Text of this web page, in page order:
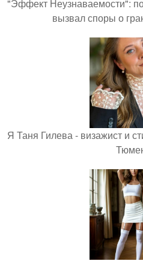
"Эффект Неузнаваемости":
вызвал споры о
Я Таня Гилева - визажист и